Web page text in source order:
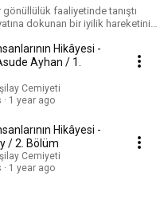
dokunan bir iyilik hareketinin
olan gönüllülerin,
dinliyoruz. Hayatlara
ve ortak bir amaç etrafında
seride sizlerle.
Hikâyesi -
Ayhan / 1.
Cemiyeti
1 year ago
Hikâyesi -
/ 2. Bölüm
Cemiyeti
1 year ago